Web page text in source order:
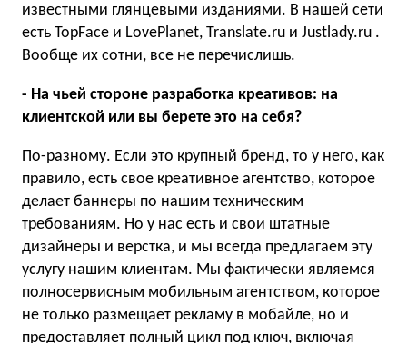
известными глянцевыми изданиями. В нашей сети
есть TopFace и LovePlanet, Translate.ru и Justlady.ru .
Вообще их сотни, все не перечислишь.
- На чьей стороне разработка креативов: на
клиентской или вы берете это на себя?
По-разному. Если это крупный бренд, то у него, как
правило, есть свое креативное агентство, которое
делает баннеры по нашим техническим
требованиям. Но у нас есть и свои штатные
дизайнеры и верстка, и мы всегда предлагаем эту
услугу нашим клиентам. Мы фактически являемся
полносервисным мобильным агентством, которое
не только размещает рекламу в мобайле, но и
предоставляет полный цикл под ключ, включая